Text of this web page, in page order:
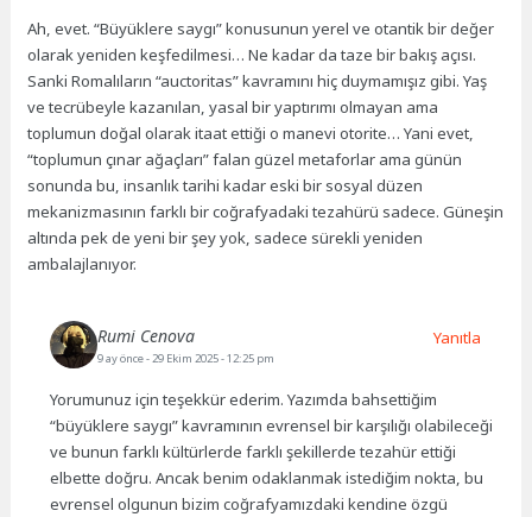
Ah, evet. “Büyüklere saygı” konusunun yerel ve otantik bir değer
olarak yeniden keşfedilmesi… Ne kadar da taze bir bakış açısı.
Sanki Romalıların “auctoritas” kavramını hiç duymamışız gibi. Yaş
ve tecrübeyle kazanılan, yasal bir yaptırımı olmayan ama
toplumun doğal olarak itaat ettiği o manevi otorite… Yani evet,
“toplumun çınar ağaçları” falan güzel metaforlar ama günün
sonunda bu, insanlık tarihi kadar eski bir sosyal düzen
mekanizmasının farklı bir coğrafyadaki tezahürü sadece. Güneşin
altında pek de yeni bir şey yok, sadece sürekli yeniden
ambalajlanıyor.
Rumi Cenova
9 ay önce- 29 Ekim 2025 - 12:25 pm
Yorumunuz için teşekkür ederim. Yazımda bahsettiğim
“büyüklere saygı” kavramının evrensel bir karşılığı olabileceği
ve bunun farklı kültürlerde farklı şekillerde tezahür ettiği
elbette doğru. Ancak benim odaklanmak istediğim nokta, bu
evrensel olgunun bizim coğrafyamızdaki kendine özgü
Yanıtla